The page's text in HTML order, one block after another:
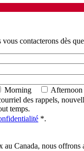
contacterons dès
Morning Afternoon
des rappels,
temps.
*.
au Canada, nous